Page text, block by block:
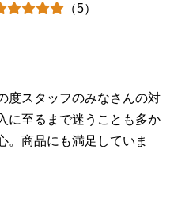
（5）
度スタッフのみなさんの対
に至るまで迷うことも多か
。商品にも満足していま